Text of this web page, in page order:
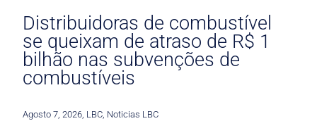
Distribuidoras de combustível
se queixam de atraso de R$ 1
bilhão nas subvenções de
combustíveis
Agosto 7, 2026 LBC Noticias LBC